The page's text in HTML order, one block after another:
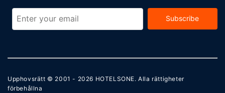
Subscribe
Upphovsrätt © 2001 - 2026 HOTELSONE. Alla rättigheter
förbehållna